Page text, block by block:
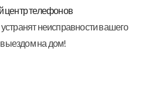
центр телефонов
неисправности вашего
выездом на дом!